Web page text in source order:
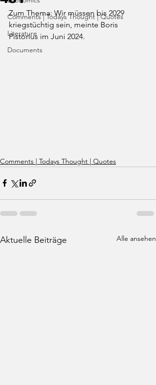
Comments | Todays Thought | Quotes
Literature
Documents
Zum Thema: Wir müssen bis 2029
kriegstüchtig sein, meinte Boris
Pistorius im Juni 2024.
Comments | Todays Thought | Quotes
Aktuelle Beiträge Alle ansehen